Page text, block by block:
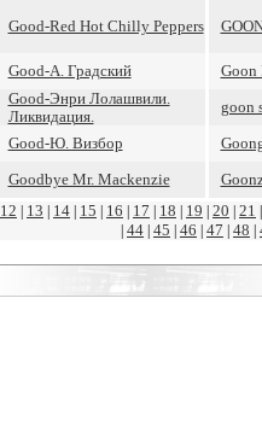
Good-Red Hot Chilly Peppers
Good-А. Градский
Goon
Good-Энри Лолашвили.
Ликвидация.
goon
Good-Ю. Визбор
Goodbye Mr. Mackenzie
12 13 14 15 16 17 18 19 20 21
44 45 46 47 48